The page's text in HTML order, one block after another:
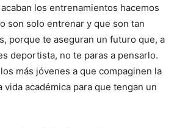
los entrenamientos hacemos
son solo entrenar y que son tan
porque te aseguran un futuro que, a
deportista, no te paras a pensarlo.
más jóvenes a que compaginen la
académica para que tengan un